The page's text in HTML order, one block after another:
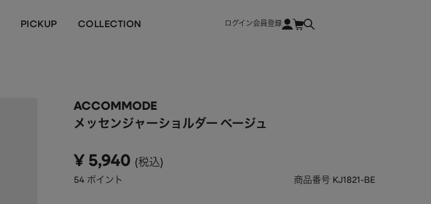
PICKUP COLLECTION ログイン会員登録
ACCOMMODE
メッセンジャーショルダー ベージュ
¥ 5,940 税込
54 ポイント 商品番号 KJ1821-BE